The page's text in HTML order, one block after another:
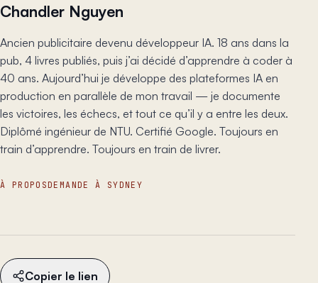
Chandler Nguyen
Ancien publicitaire devenu développeur IA. 18 ans dans la
pub, 4 livres publiés, puis j’ai décidé d’apprendre à coder à
40 ans. Aujourd’hui je développe des plateformes IA en
production en parallèle de mon travail — je documente
les victoires, les échecs, et tout ce qu’il y a entre les deux.
Diplômé ingénieur de NTU. Certifié Google. Toujours en
train d’apprendre. Toujours en train de livrer.
À PROPOS DEMANDE À SYDNEY
Copier le lien